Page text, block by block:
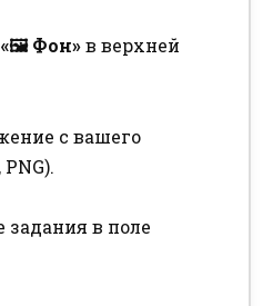
«🖼️ Фон»в верхней
с вашего
задания в поле